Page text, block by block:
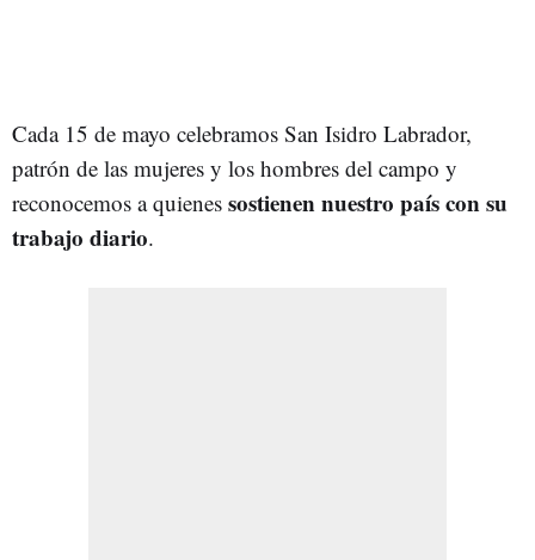
Cada 15 de mayo celebramos San Isidro Labrador,
patrón de las mujeres y los hombres del campo y
reconocemos a quienes sostienen nuestro país con su
trabajo diario.